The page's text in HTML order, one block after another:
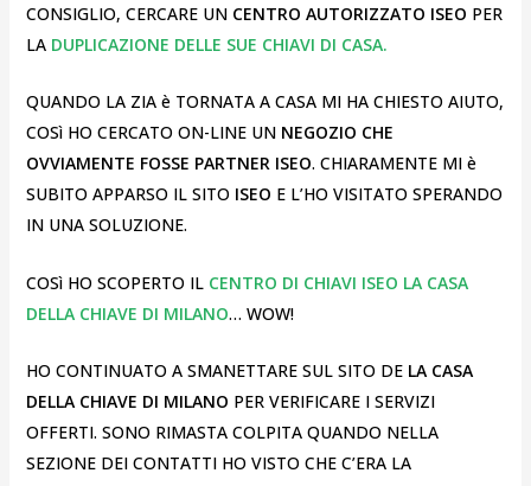
CONSIGLIO, CERCARE UN CENTRO AUTORIZZATO ISEO PER
LA DUPLICAZIONE DELLE SUE CHIAVI DI CASA.
QUANDO LA ZIA è TORNATA A CASA MI HA CHIESTO AIUTO,
COSì HO CERCATO ON-LINE UN NEGOZIO CHE
OVVIAMENTE FOSSE PARTNER ISEO. CHIARAMENTE MI è
SUBITO APPARSO IL SITO ISEO E L’HO VISITATO SPERANDO
IN UNA SOLUZIONE.
COSì HO SCOPERTO IL CENTRO DI CHIAVI ISEO LA CASA
DELLA CHIAVE DI MILANO… WOW!
HO CONTINUATO A SMANETTARE SUL SITO DELA CASA
DELLA CHIAVE DI MILANO PER VERIFICARE I SERVIZI
OFFERTI. SONO RIMASTA COLPITA QUANDO NELLA
SEZIONE DEI CONTATTI HO VISTO CHE C’ERA LA